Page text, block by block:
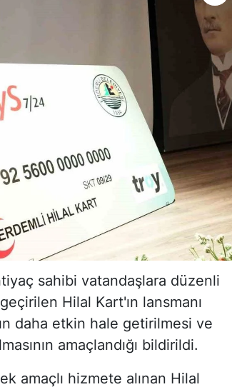
sahibi vatandaşlara düzenli
Hilal Kart'ın lansmanı
daha etkin hale getirilmesi ve
amaçlandığı bildirildi.
amaçlı hizmete alınan Hilal